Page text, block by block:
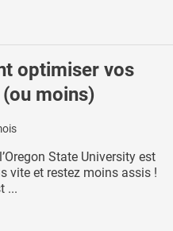
optimiser vos
moins)
State University est
vite et restez moins assis !
...